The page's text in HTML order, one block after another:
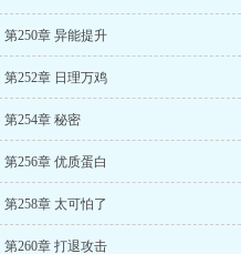
第250章 异能提升
第252章 日理万鸡
第254章 秘密
第256章 优质蛋白
第258章 太可怕了
第260章 打退攻击